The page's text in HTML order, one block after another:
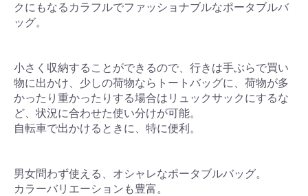
クにもなるカラフルでファッショナブルなポータブルバ
ッグ。
小さく収納することができるので、行きは手ぶらで買い
物に出かけ、少しの荷物ならトートバッグに、荷物が多
かったり重かったりする場合はリュックサックにするな
ど、状況に合わせた使い分けが可能。
自転車で出かけるときに、特に便利。
男女問わず使える、オシャレなポータブルバッグ。
カラーバリエーションも豊富。